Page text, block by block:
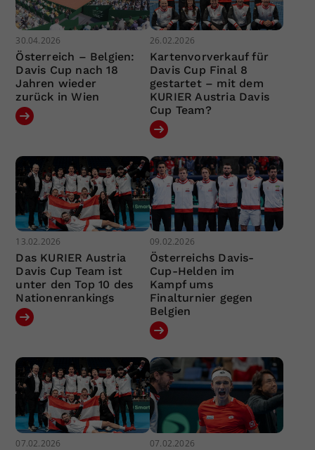
30.04.2026
Österreich – Belgien:
Davis Cup nach 18
Jahren wieder
zurück in Wien
26.02.2026
Kartenvorverkauf für
Davis Cup Final 8
gestartet – mit dem
KURIER Austria Davis
Cup Team?
13.02.2026
Das KURIER Austria
Davis Cup Team ist
unter den Top 10 des
Nationenrankings
09.02.2026
Österreichs Davis-
Cup-Helden im
Kampf ums
Finalturnier gegen
Belgien
07.02.2026 07.02.2026